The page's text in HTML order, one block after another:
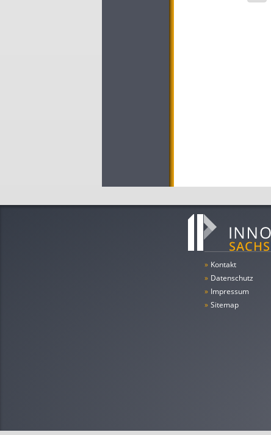
» Kontakt
» Datenschutz
» Impressum
» Sitemap